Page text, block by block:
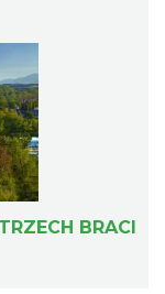
BRACI